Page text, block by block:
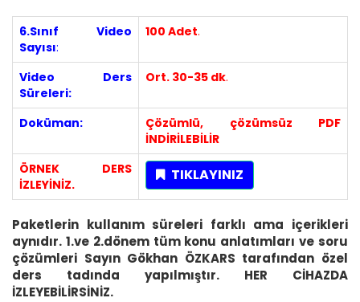
6.Sınıf Video
Sayısı:
100 Adet.
Video Ders
Süreleri:
Ort. 30-35 dk.
Doküman:
Çözümlü, çözümsüz PDF
İNDİRİLEBİLİR
ÖRNEK DERS
İZLEYİNİZ.
TIKLAYINIZ
Paketlerin kullanım süreleri farklı ama içerikleri
aynıdır. 1.ve 2.dönem tüm konu anlatımları ve soru
çözümleri Sayın Gökhan ÖZKARS tarafından özel
ders tadında yapılmıştır. HER CİHAZDA
İZLEYEBİLİRSİNİZ.